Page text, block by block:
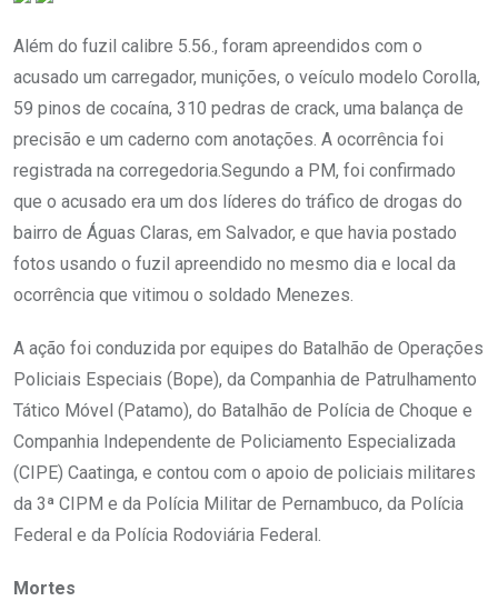
Além do fuzil calibre 5.56., foram apreendidos com o
acusado um carregador, munições, o veículo modelo Corolla,
59 pinos de cocaína, 310 pedras de crack, uma balança de
precisão e um caderno com anotações. A ocorrência foi
registrada na corregedoria.Segundo a PM, foi confirmado
que o acusado era um dos líderes do tráfico de drogas do
bairro de Águas Claras, em Salvador, e que havia postado
fotos usando o fuzil apreendido no mesmo dia e local da
ocorrência que vitimou o soldado Menezes.
A ação foi conduzida por equipes do Batalhão de Operações
Policiais Especiais (Bope), da Companhia de Patrulhamento
Tático Móvel (Patamo), do Batalhão de Polícia de Choque e
Companhia Independente de Policiamento Especializada
(CIPE) Caatinga, e contou com o apoio de policiais militares
da 3ª CIPM e da Polícia Militar de Pernambuco, da Polícia
Federal e da Polícia Rodoviária Federal.
Mortes